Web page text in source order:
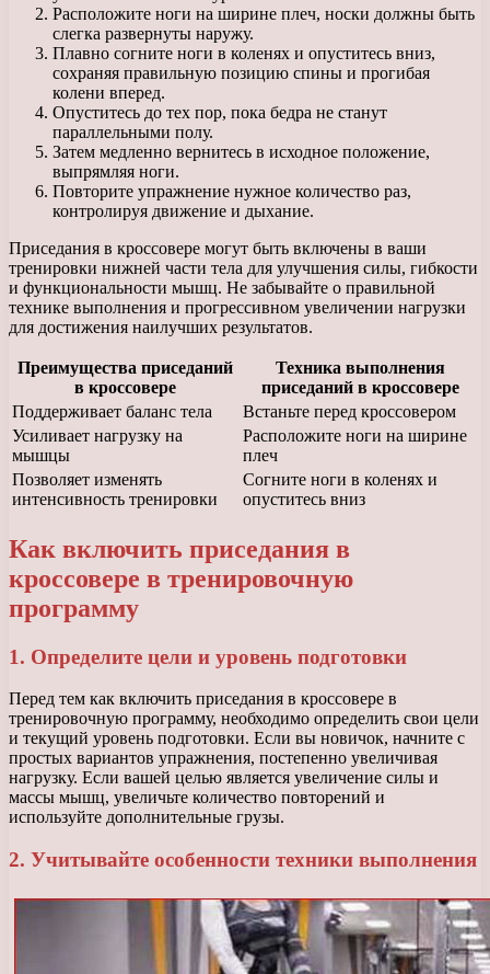
Расположите ноги на ширине плеч, носки должны быть
слегка развернуты наружу.
Плавно согните ноги в коленях и опуститесь вниз,
сохраняя правильную позицию спины и прогибая
колени вперед.
Опуститесь до тех пор, пока бедра не станут
параллельными полу.
Затем медленно вернитесь в исходное положение,
выпрямляя ноги.
Повторите упражнение нужное количество раз,
контролируя движение и дыхание.
Приседания в кроссовере могут быть включены в ваши
тренировки нижней части тела для улучшения силы, гибкости
и функциональности мышц. Не забывайте о правильной
технике выполнения и прогрессивном увеличении нагрузки
для достижения наилучших результатов.
Преимущества приседаний
в кроссовере
Техника выполнения
приседаний в кроссовере
Поддерживает баланс тела
Встаньте перед кроссовером
Усиливает нагрузку на
мышцы
Расположите ноги на ширине
плеч
Позволяет изменять
интенсивность тренировки
Согните ноги в коленях и
опуститесь вниз
Как включить приседания в
кроссовере в тренировочную
программу
1. Определите цели и уровень подготовки
Перед тем как включить приседания в кроссовере в
тренировочную программу, необходимо определить свои цели
и текущий уровень подготовки. Если вы новичок, начните с
простых вариантов упражнения, постепенно увеличивая
нагрузку. Если вашей целью является увеличение силы и
массы мышц, увеличьте количество повторений и
используйте дополнительные грузы.
2. Учитывайте особенности техники выполнения